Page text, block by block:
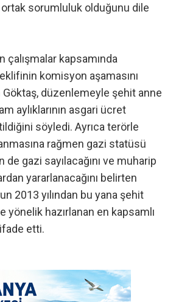
ortak sorumluluk olduğunu dile
çalışmalar kapsamında
komisyon aşamasını
Göktaş, düzenlemeyle şehit anne
aylıklarının asgari ücret
söyledi. Ayrıca terörle
rağmen gazi statüsü
gazi sayılacağını ve muharip
yararlanacağını belirten
2013 yılından bu yana şehit
yönelik hazırlanan en kapsamlı
etti.